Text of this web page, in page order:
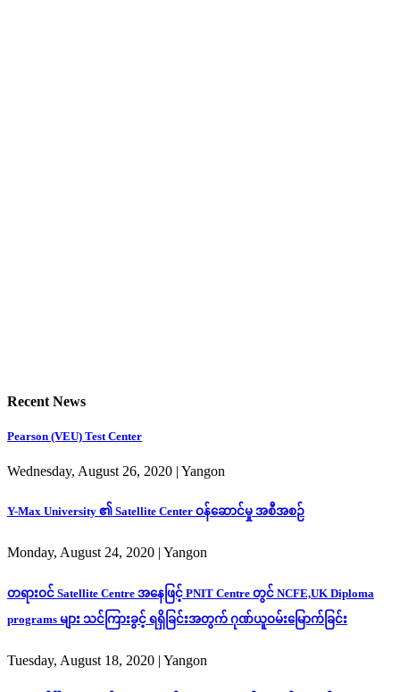
Recent News
Pearson (VEU) Test Center
Wednesday, August 26, 2020 | Yangon
Y-Max University ၏ Satellite Center ဝန်ဆောင်မှု အစီအစဉ်
Monday, August 24, 2020 | Yangon
တရားဝင် Satellite Centre အနေဖြင့် PNIT Centre တွင် NCFE,UK Diploma
programs များ သင်ကြားခွင့် ရရှိခြင်းအတွက် ဂုဏ်ယူဝမ်းမြောက်ခြင်း
Tuesday, August 18, 2020 | Yangon